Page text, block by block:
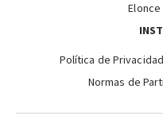
Política de Privacidad
Normas de